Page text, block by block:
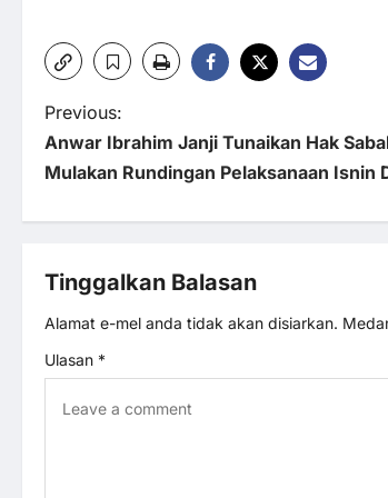
P
o
s
t
n
a
Previous:
Anwar Ibrahim Janji Tunaikan Hak
Mulakan Rundingan Pelaksanaan Isnin
Tinggalkan Balasan
Alamat e-mel anda tidak akan disiarkan.
Ulasan *